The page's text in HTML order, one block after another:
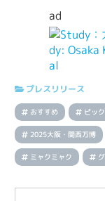
ad
プレスリリース
おすすめ ピッ
2025大阪・関西万博
ミャクミャク